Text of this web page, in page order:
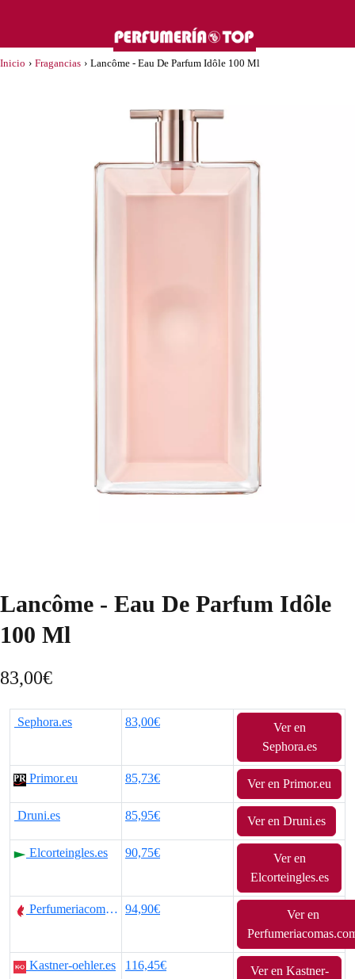
Inicio › Fragancias › Lancôme - Eau De Parfum Idôle 100 Ml
Lancôme - Eau De Parfum Idôle
100 Ml
83,00€
Sephora.es 83,00€
Ver en
Sephora.es
Primor.eu 85,73€ Ver en Primor.eu
Druni.es 85,95€ Ver en Druni.es
Elcorteingles.es 90,75€
Ver en
Elcorteingles.es
Perfumeriacomas.com 94,90€
Ver en
Kastner-oehler.es 116,45€
Ver en Kastner-